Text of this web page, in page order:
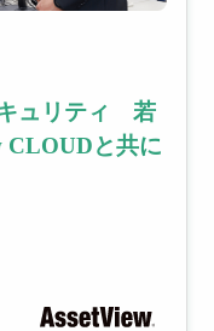
キュリティ 若
CLOUDと共に